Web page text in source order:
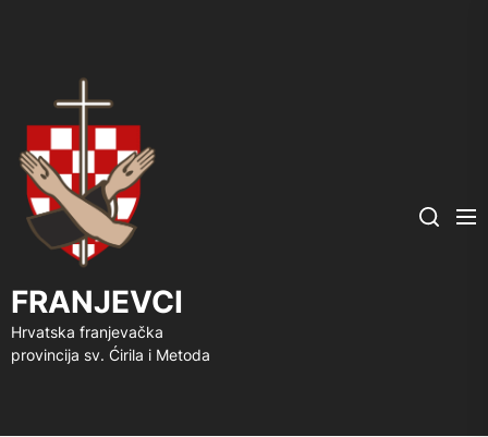
FRANJEVCI
Hrvatska franjevačka
provincija sv. Ćirila i Metoda
Search